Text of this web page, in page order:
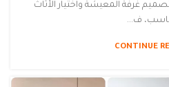
غرفة المعيشة واختيار الأثاث
ف...
CONTINUE